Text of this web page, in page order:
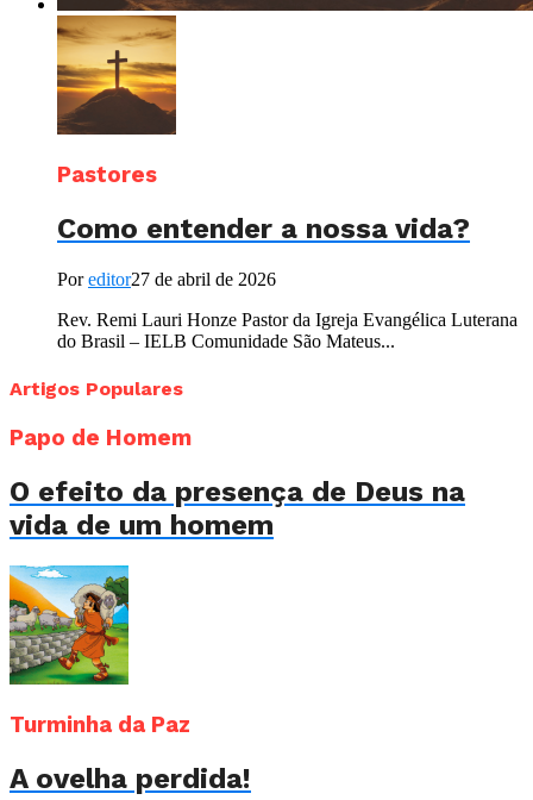
Pastores
Como entender a nossa vida?
Poreditor27 de abril de 2026
Rev. Remi Lauri Honze Pastor da Igreja Evangélica Luterana
do Brasil – IELB Comunidade São Mateus...
Artigos Populares
Papo de Homem
O efeito da presença de Deus na
vida de um homem
Turminha da Paz
A ovelha perdida!